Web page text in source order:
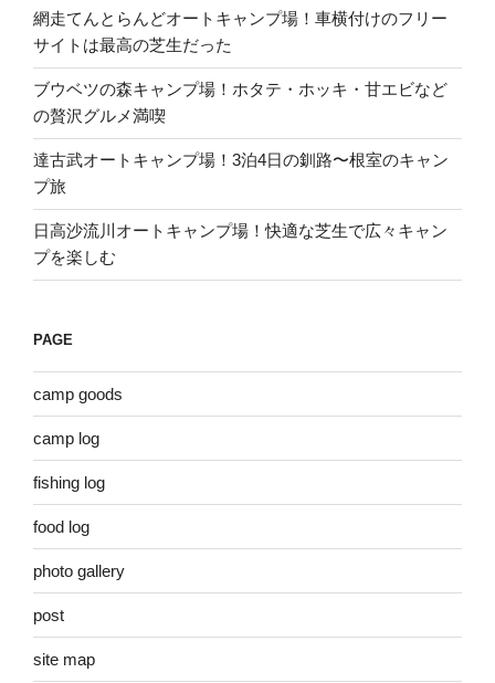
網走てんとらんどオートキャンプ場！車横付けのフリー
サイトは最高の芝生だった
ブウベツの森キャンプ場！ホタテ・ホッキ・甘エビなど
の贅沢グルメ満喫
達古武オートキャンプ場！3泊4日の釧路〜根室のキャン
プ旅
日高沙流川オートキャンプ場！快適な芝生で広々キャン
プを楽しむ
PAGE
camp goods
camp log
fishing log
food log
photo gallery
post
site map